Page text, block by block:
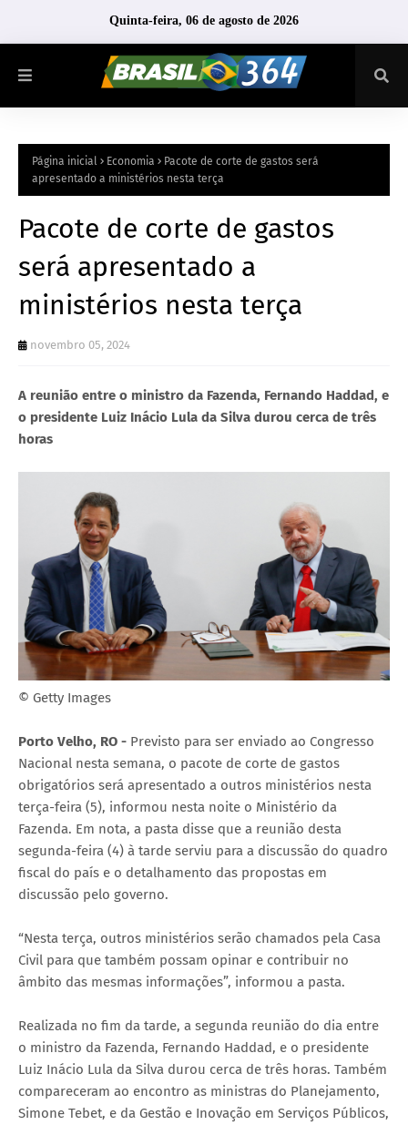
Quinta-feira, 06 de agosto de 2026
Página inicial Economia
Pacote de corte de gastos será
apresentado a ministérios nesta terça
Pacote de corte de gastos
será apresentado a
ministérios nesta terça
novembro 05, 2024
A reunião entre o ministro da Fazenda, Fernando Haddad, e
o presidente Luiz Inácio Lula da Silva durou cerca de três
horas
© Getty Images
Porto Velho, RO - Previsto para ser enviado ao Congresso
Nacional nesta semana, o pacote de corte de gastos
obrigatórios será apresentado a outros ministérios nesta
terça-feira (5), informou nesta noite o Ministério da
Fazenda. Em nota, a pasta disse que a reunião desta
segunda-feira (4) à tarde serviu para a discussão do quadro
fiscal do país e o detalhamento das propostas em
discussão pelo governo.
“Nesta terça, outros ministérios serão chamados pela Casa
Civil para que também possam opinar e contribuir no
âmbito das mesmas informações”, informou a pasta.
Realizada no fim da tarde, a segunda reunião do dia entre
o ministro da Fazenda, Fernando Haddad, e o presidente
Luiz Inácio Lula da Silva durou cerca de três horas. Também
compareceram ao encontro as ministras do Planejamento,
Simone Tebet, e da Gestão e Inovação em Serviços Públicos,